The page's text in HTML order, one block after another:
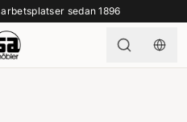
sedan 1896